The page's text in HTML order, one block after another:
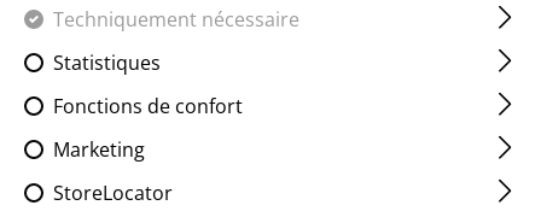
Techniquement nécessaire
Statistiques
Fonctions de confort
Marketing
StoreLocator